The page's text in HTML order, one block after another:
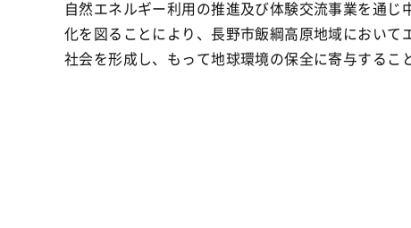
自然エネルギー利用の推進及び体験交流事業を通じ
化を図ることにより、長野市飯綱高原地域において
社会を形成し、もって地球環境の保全に寄与するこ